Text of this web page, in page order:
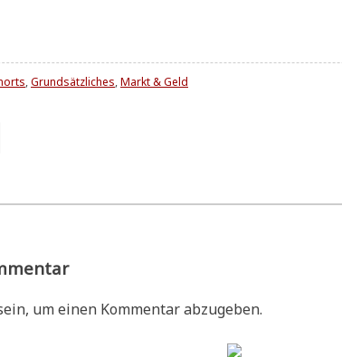
,Grundsätzliches,Markt & Geld
um einen Kommentar abzugeben.